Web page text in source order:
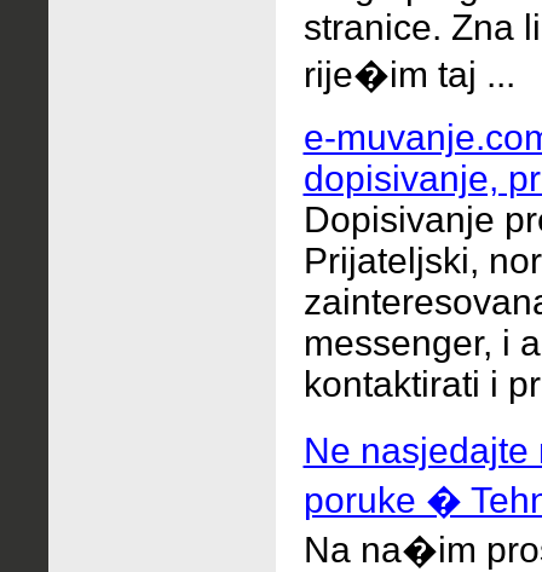
stranice. Zna
rije�im taj ...
e-
dopisivanje,
Dopisivanje
Prijateljski,
messenger, i
kontaktirati i
Ne
poruke �
Na na�im